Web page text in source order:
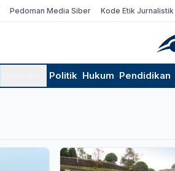
Pedoman Media Siber Kode Etik Jurnalistik
Politik Hukum Pendidikan